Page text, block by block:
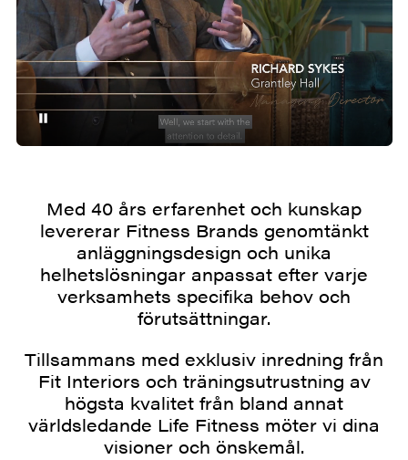
Med 40 års erfarenhet och kunskap
levererar Fitness Brands genomtänkt
anläggningsdesign och unika
helhetslösningar anpassat efter varje
verksamhets specifika behov och
förutsättningar.
Tillsammans med exklusiv inredning från
Fit Interiors och träningsutrustning av
högsta kvalitet från bland annat
världsledande Life Fitness möter vi dina
visioner och önskemål.